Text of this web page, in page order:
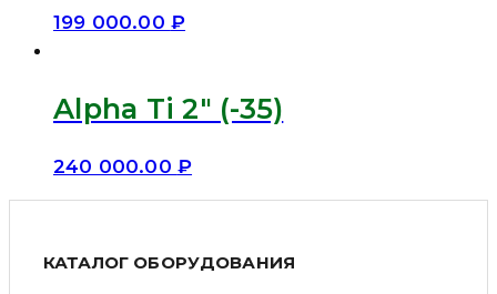
199 000.00 ₽
Alpha Ti 2″ (-35)
240 000.00 ₽
КАТАЛОГ ОБОРУДОВАНИЯ